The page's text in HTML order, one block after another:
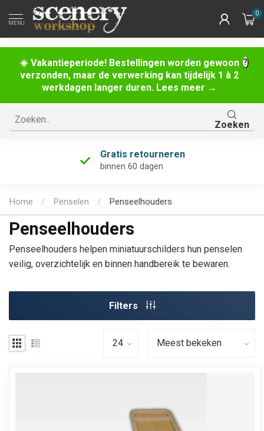
☀️ Vakantieperiode! Bestellingen worden gewoon
verzonden, maar de verwerking kan tijdelijk 1 à 2
werkdagen langer duren. Lees meer →
MENU
0
Zoeken
Gratis retourneren
binnen 60 dagen
Home / Penselen / Penseelhouders
Penseelhouders
Penseelhouders helpen miniatuurschilders hun penselen
veilig, overzichtelijk en binnen handbereik te bewaren.
Filters